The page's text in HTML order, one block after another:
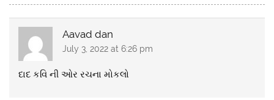
Aavad dan
July 3, 2022 at 6:26 pm
દાદ કવિ ની ઓર રચના મોકલો